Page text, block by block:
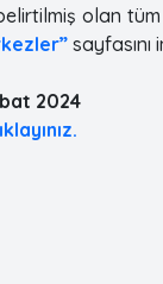
olan
sayfasını
2024